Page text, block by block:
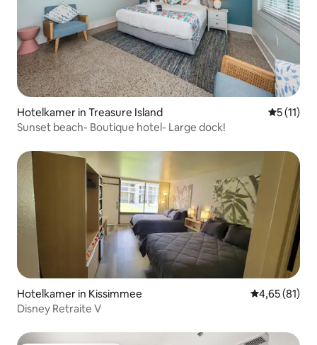
Hotelkamer in Treasure Island
5 (11)
Sunset beach- Boutique hotel- Large dock!
Hotelkamer in Kissimmee Gemiddelde
4,65 (81)
Disney Retraite V